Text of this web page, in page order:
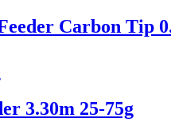
Сarbon Tip
3.30m 25-75g